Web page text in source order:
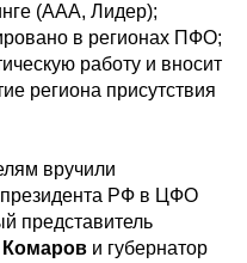
(ААА, Лидер);
в регионах ПФО;
работу и вносит
региона присутствия
вручили
президента РФ в ЦФО
представитель
Комаров и губернатор